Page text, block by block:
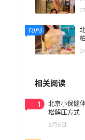
TOP3
相关阅读
1
北京小保健
松解压方式
8月6日